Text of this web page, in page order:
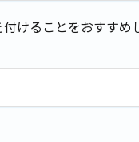
けることをおすすめ